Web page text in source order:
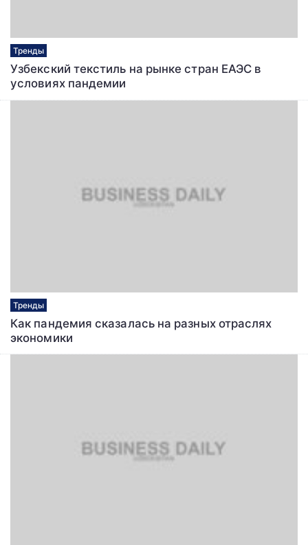
Тренды
Узбекский текстиль на рынке стран ЕАЭС в
условиях пандемии
Тренды
Как пандемия сказалась на разных отраслях
экономики